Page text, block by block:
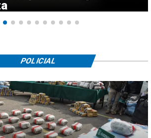
POLICIAL